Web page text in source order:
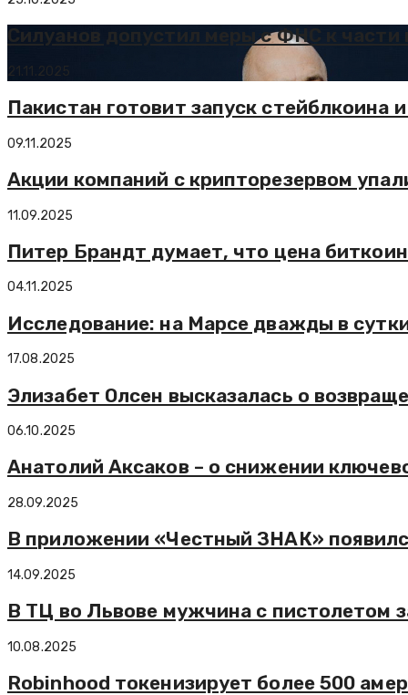
Силуанов допустил меры с ФНС к части
21.11.2025
Пакистан готовит запуск
09.11.2025
Акции компаний с крипторезервом
11.09.2025
Питер Брандт думает, что цена
04.11.2025
Исследование: на Марсе дважды в
17.08.2025
Элизабет Олсен высказалась о
06.10.2025
Анатолий Аксаков – о снижении
28.09.2025
В приложении «Честный ЗНАК»
14.09.2025
В ТЦ во Львове мужчина с пистолетом
10.08.2025
Robinhood токенизирует более 500